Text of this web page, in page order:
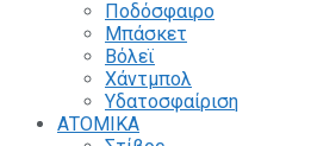
Ποδόσφαιρο
Μπάσκετ
Βόλεϊ
Χάντμπολ
Υδατοσφαίριση
ΑΤΟΜΙΚΑ